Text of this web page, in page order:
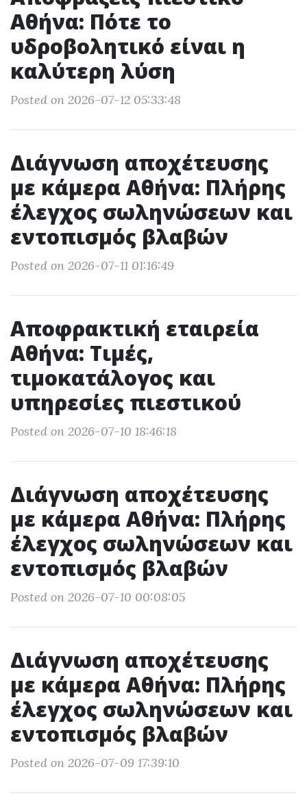
Αθήνα: Πότε το
υδροβολητικό είναι η
καλύτερη λύση
Posted on 2026-07-12 05:33:48
Διάγνωση αποχέτευσης
με κάμερα Αθήνα: Πλήρης
έλεγχος σωληνώσεων και
εντοπισμός βλαβών
Posted on 2026-07-11 01:16:49
Αποφρακτική εταιρεία
Αθήνα: Τιμές,
τιμοκατάλογος και
υπηρεσίες πιεστικού
Posted on 2026-07-10 18:46:18
Διάγνωση αποχέτευσης
με κάμερα Αθήνα: Πλήρης
έλεγχος σωληνώσεων και
εντοπισμός βλαβών
Posted on 2026-07-10 00:08:05
Διάγνωση αποχέτευσης
με κάμερα Αθήνα: Πλήρης
έλεγχος σωληνώσεων και
εντοπισμός βλαβών
Posted on 2026-07-09 17:39:10